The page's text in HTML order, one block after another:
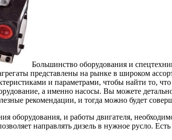
Большинство оборудования и
представлены на рынке в широком
и параметрами, чтобы найти то,
а именно насосы. Вы можете
рекомендации, и тогда можно будет
оборудования, и работы двигателя,
направлять дизель в нужное русло.